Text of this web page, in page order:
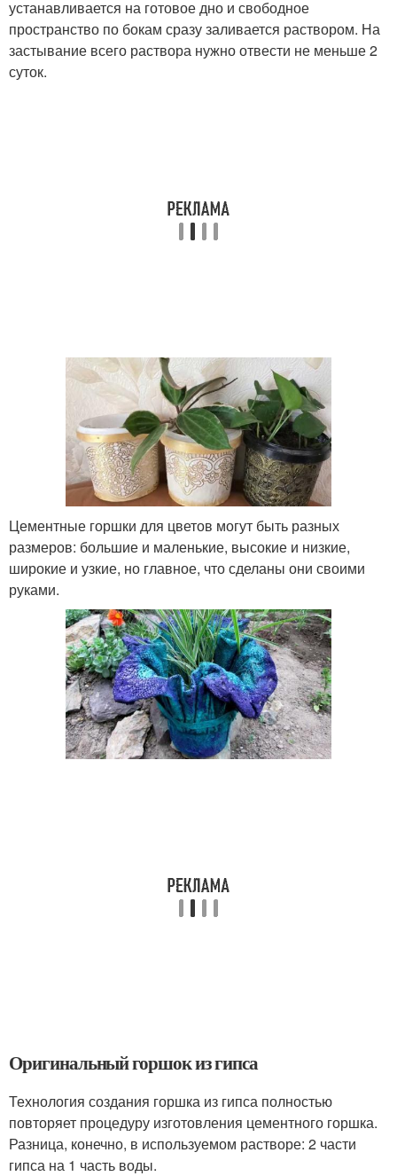
устанавливается на готовое дно и свободное
пространство по бокам сразу заливается раствором. На
застывание всего раствора нужно отвести не меньше 2
суток.
Цементные горшки для цветов могут быть разных
размеров: большие и маленькие, высокие и низкие,
широкие и узкие, но главное, что сделаны они своими
руками.
Оригинальный горшок из гипса
Технология создания горшка из гипса полностью
повторяет процедуру изготовления цементного горшка.
Разница, конечно, в используемом растворе: 2 части
гипса на 1 часть воды.